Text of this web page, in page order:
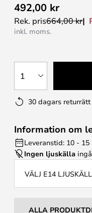
492,00 kr
Rek. pris664,00 kr
inkl. moms.
1
30 dagars returrätt
Information om
Leveranstid: 10 -
Ingen ljuskälla
VÄLJ E14
ALLA